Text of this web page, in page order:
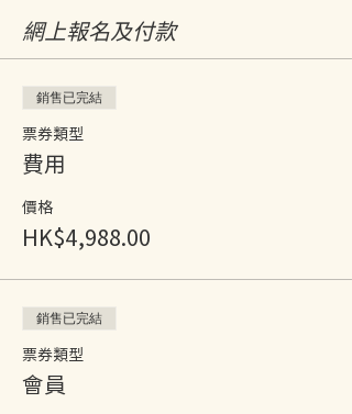
網上報名及付款
銷售已完結
票券類型
費用
價格
HK$4,988.00
銷售已完結
票券類型
會員